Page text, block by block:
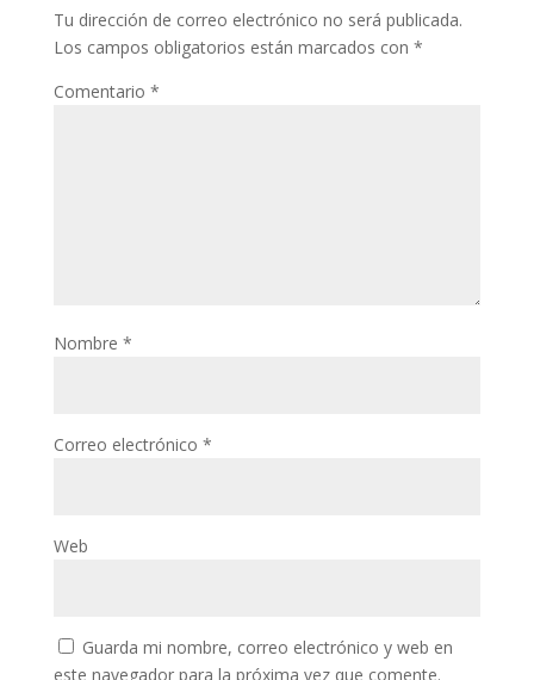
Tu dirección de correo electrónico no será publicada.
Los campos obligatorios están marcados con *
Comentario *
Nombre *
Correo electrónico *
Web
Guarda mi nombre, correo electrónico y web en
este navegador para la próxima vez que comente.